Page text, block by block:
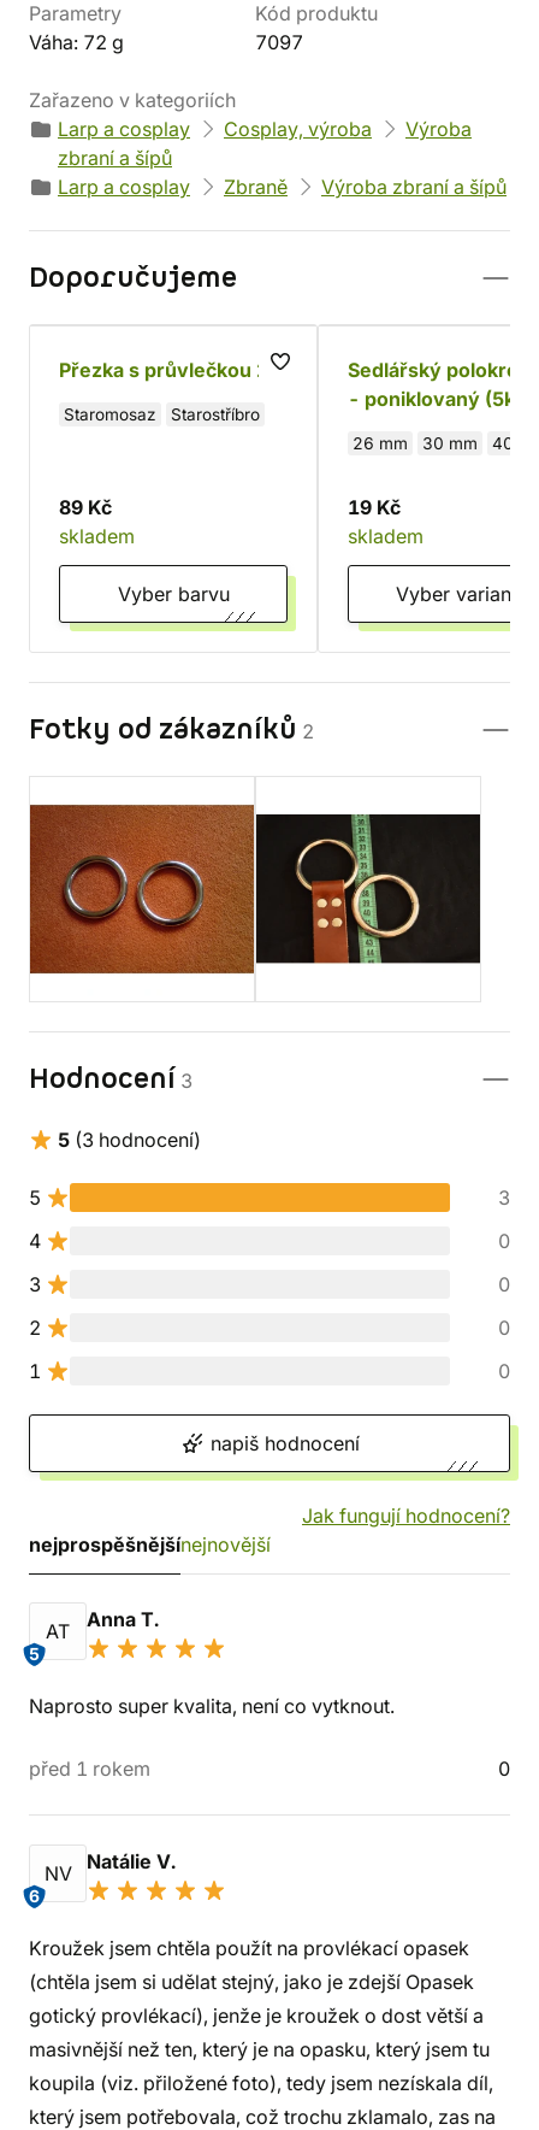
Parametry
Váha: 72 g
Kód produktu
7097
Zařazeno v kategoriích
Larp a cosplay
Cosplay, výroba
Výroba
zbraní a šípů
Larp a cosplay
Zbraně Výroba zbraní a šípů
Doporučujeme
Přezka s průvlečkou 2
Staromosaz Starostříbro
89 Kč
skladem
Vyber barvu
Sedlářský
- poniklovaný (5ks)
26 mm 30 mm 40
19 Kč
skladem
Vyber variantu
Fotky od zákazníků 2
Hodnocení 3
5 (3 hodnocení)
5
3
4
0
3
0
2
0
1
0
napiš hodnocení
Jak fungují hodnocení?
nejprospěšnějšínejnovější
AT
5
Anna T.
Naprosto super kvalita, není co vytknout.
před 1 rokem 0
NV
6
Natálie V.
Kroužek jsem chtěla použít na provlékací opasek
(chtěla jsem si udělat stejný, jako je zdejší Opasek
gotický provlékací), jenže je kroužek o dost větší a
masivnější než ten, který je na opasku, který jsem tu
koupila (viz. přiložené foto), tedy jsem nezískala díl,
který jsem potřebovala, což trochu zklamalo, zas na